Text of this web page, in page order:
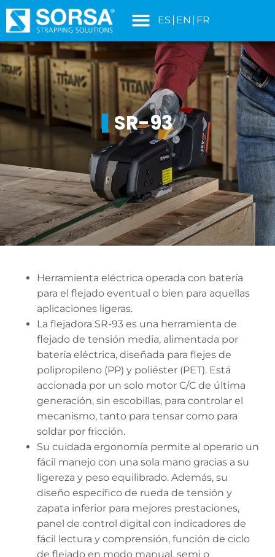
contenido
ES EN FR
SR-93
Herramienta eléctrica operada con batería
para el flejado eventual o bien para aquellas
aplicaciones ligeras.
La flejadora SR-93 es una herramienta de
flejado de tensión media, alimentada por
batería eléctrica, diseñada para flejes de
polipropileno (PP) y poliéster (PET). Está
accionada por un solo motor C/C de última
generación, sin escobillas, para controlar el
mecanismo, tanto para tensar como para
soldar por fricción.
Su cuidada ergonomía permite al operario un
fácil manejo con una sola mano gracias a su
ligereza y peso equilibrado. Además, su
diseño específico de rueda de tensión y
zapata inferior para mejores prestaciones,
panel de control digital con indicadores de
fácil lectura y comprensión, función de ciclo
de flejado en modo manual, semi o